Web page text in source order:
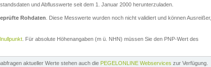
und Abflusswerte seit dem 1. Januar 2000 herunterzuladen.
Rohdaten . Diese Messwerte wurden noch nicht validiert und können Ausreißer,
. Für absolute Höhenangaben (m ü. NHN) müssen Sie den PNP-Wert des
aktueller Werte stehen auch die PEGELONLINE Webservices zur Verfügung.